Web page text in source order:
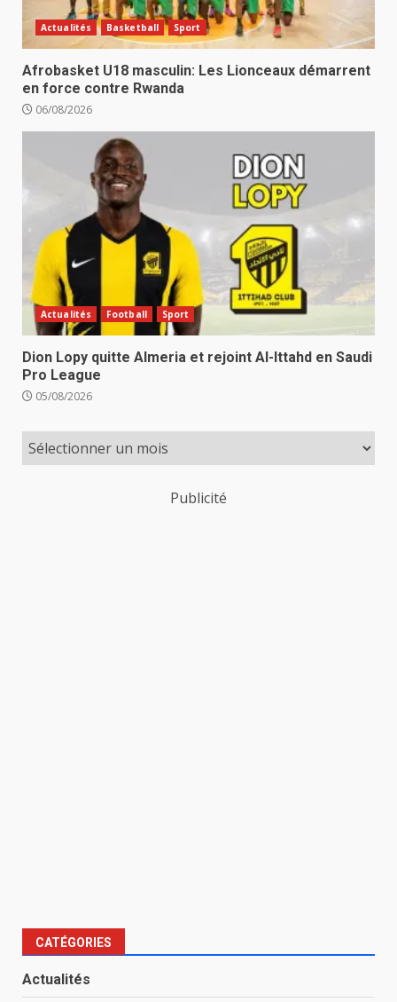
Actualités Basketball Sport
Afrobasket U18 masculin: Les Lionceaux démarrent
en force contre Rwanda
06/08/2026
Actualités Football Sport
Dion Lopy quitte Almeria et rejoint Al-Ittahd en Saudi
Pro League
05/08/2026
Publicité
CATÉGORIES
Actualités